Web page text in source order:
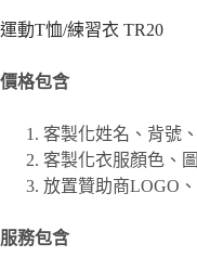
運動T恤/練習衣 TR20
價格包含
客製化姓名、背號
客製化衣服顏色、
放置贊助商LOGO
服務包含